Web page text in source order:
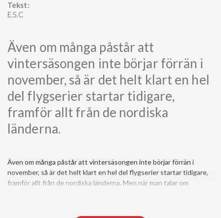
Tekst:
E.S.C
Även om många påstår att
vintersäsongen inte börjar förrän i
november, så är det helt klart en hel
del flygserier startar tidigare,
framför allt från de nordiska
länderna.
Även om många påstår att vintersäsongen inte börjar förrän i
november, så är det helt klart en hel del flygserier startar tidigare,
framför allt från de nordiska länderna. Men när man talar om